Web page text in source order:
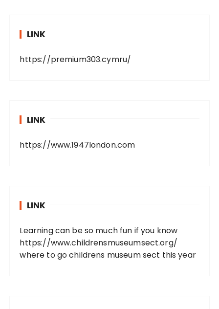
LINK
https://premium303.cymru/
LINK
https://www.1947london.com
LINK
Learning can be so much fun if you know
https://www.childrensmuseumsect.org/
where to go childrens museum sect this year